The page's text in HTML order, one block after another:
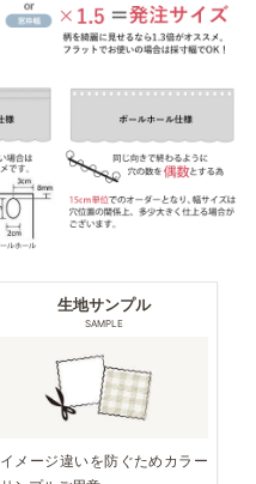
生地サンプル
SAMPLE
イメージ違いを防ぐためカラー